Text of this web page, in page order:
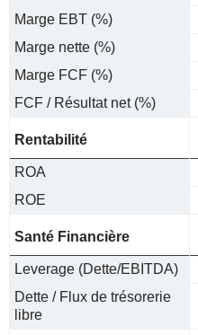
Marge EBT (%)
Marge nette (%)
Marge FCF (%)
FCF / Résultat net (%)
Rentabilité
ROA
ROE
Santé Financière
Leverage (Dette/EBITDA)
Dette / Flux de trésorerie
libre